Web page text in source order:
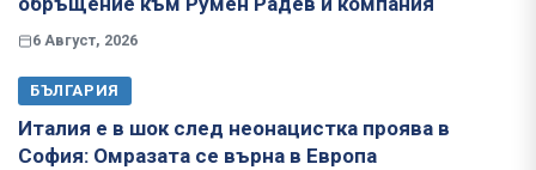
6 Август, 2026
БЪЛГАРИЯ
Италия е в шок след неонацистка проява в
София: Омразата се върна в Европа